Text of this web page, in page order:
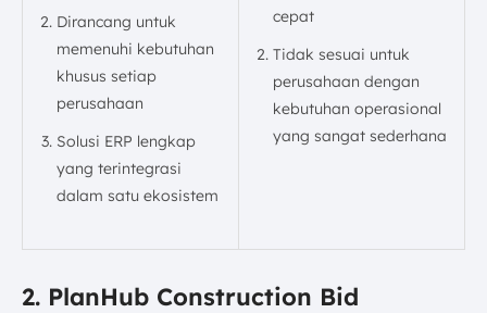
Dirancang untuk
memenuhi kebutuhan
khusus setiap
perusahaan
Solusi ERP lengkap
yang terintegrasi
dalam satu ekosistem
cepat
Tidak sesuai untuk
perusahaan dengan
kebutuhan operasional
yang sangat sederhana
2. PlanHub Construction Bid